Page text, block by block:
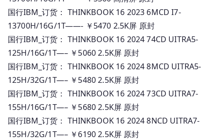
国行IBM_订货： THINKBOOK 16 2023 6MCD I7-
13700H/16G/1T——- ￥5470 2.5K屏 原封
国行IBM_订货： THINKBOOK 16 2024 74CD UITRA5-
125H/16G/1T—– ￥5060 2.5K屏 原封
国行IBM_订货： THINKBOOK 16 2024 8MCD UITRA5-
125H/32G/1T—– ￥5480 2.5K屏 原封
国行IBM_订货： THINKBOOK 16 2024 73CD UITRA7-
155H/16G/1T—– ￥5680 2.5K屏 原封
国行IBM_订货： THINKBOOK 16 2024 8NCD UITRA7-
155H/32G/1T—– ￥6190 2.5K屏 原封